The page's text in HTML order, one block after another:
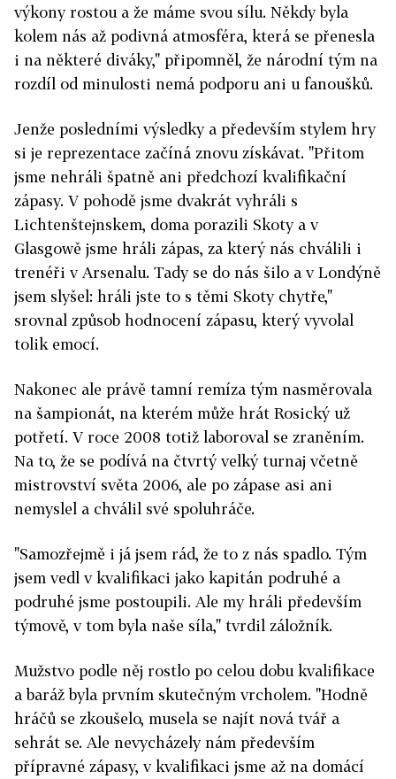
výkony rostou a že máme svou sílu. Někdy byla
kolem nás až podivná atmosféra, která se přenesla
i na některé diváky," připomněl, že národní tým na
rozdíl od minulosti nemá podporu ani u fanoušků.
Jenže posledními výsledky a především stylem hry
si je reprezentace začíná znovu získávat. "Přitom
jsme nehráli špatně ani předchozí kvalifikační
zápasy. V pohodě jsme dvakrát vyhráli s
Lichtenštejnskem, doma porazili Skoty a v
Glasgowě jsme hráli zápas, za který nás chválili i
trenéři v Arsenalu. Tady se do nás šilo a v Londýně
jsem slyšel: hráli jste to s těmi Skoty chytře,"
srovnal způsob hodnocení zápasu, který vyvolal
tolik emocí.
Nakonec ale právě tamní remíza tým nasměrovala
na šampionát, na kterém může hrát Rosický už
potřetí. V roce 2008 totiž laboroval se zraněním.
Na to, že se podívá na čtvrtý velký turnaj včetně
mistrovství světa 2006, ale po zápase asi ani
nemyslel a chválil své spoluhráče.
"Samozřejmě i já jsem rád, že to z nás spadlo. Tým
jsem vedl v kvalifikaci jako kapitán podruhé a
podruhé jsme postoupili. Ale my hráli především
týmově, v tom byla naše síla," tvrdil záložník.
Mužstvo podle něj rostlo po celou dobu kvalifikace
a baráž byla prvním skutečným vrcholem. "Hodně
hráčů se zkoušelo, musela se najít nová tvář a
sehrát se. Ale nevycházely nám především
přípravné zápasy, v kvalifikaci jsme až na domácí